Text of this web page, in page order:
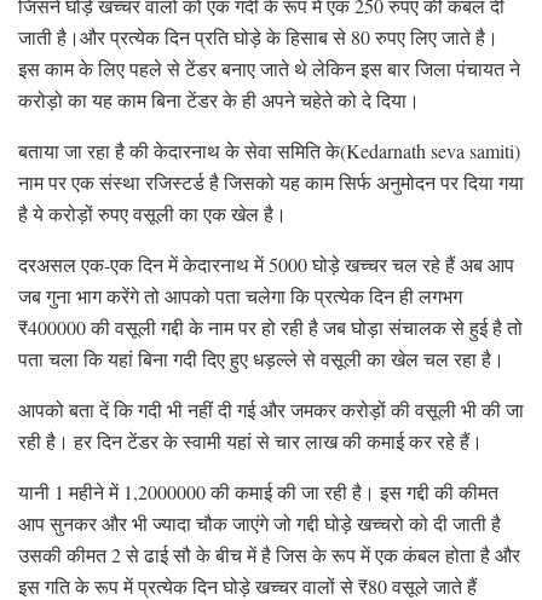
जिसने घोड़े खच्चर वालो को एक गदी के रूप में एक 250 रुपए की कंबल दी
जाती है।और प्रत्येक दिन प्रति घोड़े के हिसाब से 80 रुपए लिए जाते है।
इस काम के लिए पहले से टेंडर बनाए जाते थे लेकिन इस बार जिला पंचायत ने
करोड़ो का यह काम बिना टेंडर के ही अपने चहेते को दे दिया।
बताया जा रहा है की केदारनाथ के सेवा समिति के(Kedarnath seva samiti)
नाम पर एक संस्था रजिस्टर्ड है जिसको यह काम सिर्फ अनुमोदन पर दिया गया
है ये करोड़ों रुपए वसूली का एक खेल है।
दरअसल एक-एक दिन में केदारनाथ में 5000 घोड़े खच्चर चल रहे हैं अब आप
जब गुना भाग करेंगे तो आपको पता चलेगा कि प्रत्येक दिन ही लगभग
₹400000 की वसूली गद्दी के नाम पर हो रही है जब घोड़ा संचालक से हुई है तो
पता चला कि यहां बिना गदी दिए हुए धड़ल्ले से वसूली का खेल चल रहा है।
आपको बता दें कि गदी भी नहीं दी गई और जमकर करोड़ों की वसूली भी की जा
रही है। हर दिन टेंडर के स्वामी यहां से चार लाख की कमाई कर रहे हैं।
यानी 1 महीने में 1,2000000 की कमाई की जा रही है। इस गद्दी की कीमत
आप सुनकर और भी ज्यादा चौक जाएंगे जो गद्दी घोड़े खच्चरो को दी जाती है
उसकी कीमत 2 से ढाई सौ के बीच में है जिस के रूप में एक कंबल होता है और
इस गति के रूप में प्रत्येक दिन घोड़े खच्चर वालों से ₹80 वसूले जाते हैं